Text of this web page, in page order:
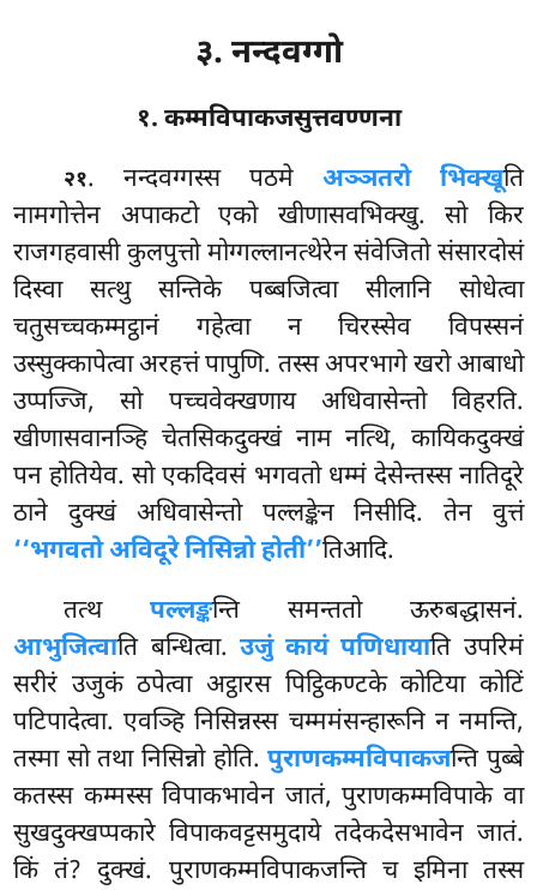
३. नन्दवग्गो
१. कम्मविपाकजसुत्तवण्णना
२१. नन्दवग्गस्स पठमे अञ्ञतरो भिक्खूति
नामगोत्तेन अपाकटो एको खीणासवभिक्खु. सो किर
राजगहवासी कुलपुत्तो मोग्गल्लानत्थेरेन संवेजितो संसारदोसं
दिस्वा सत्थु सन्तिके पब्बजित्वा सीलानि सोधेत्वा
चतुसच्चकम्मट्ठानं गहेत्वा न चिरस्सेव विपस्सनं
उस्सुक्कापेत्वा अरहत्तं पापुणि. तस्स अपरभागे खरो आबाधो
उप्पज्जि, सो पच्चवेक्खणाय अधिवासेन्तो विहरति.
खीणासवानञ्हि चेतसिकदुक्खं नाम नत्थि, कायिकदुक्खं
पन होतियेव. सो एकदिवसं भगवतो धम्मं देसेन्तस्स नातिदूरे
ठाने दुक्खं अधिवासेन्तो पल्लङ्केन निसीदि. तेन वुत्तं
‘‘भगवतो अविदूरे निसिन्नो होती’’तिआदि.
तत्थ पल्लङ्कन्ति समन्ततो ऊरुबद्धासनं.
आभुजित्वाति बन्धित्वा. उजुं कायं पणिधायाति उपरिमं
सरीरं उजुकं ठपेत्वा अट्ठारस पिट्ठिकण्टके कोटिया कोटिं
पटिपादेत्वा. एवञ्हि निसिन्नस्स चम्ममंसन्हारूनि न नमन्ति,
तस्मा सो तथा निसिन्नो होति.पुराणकम्मविपाकजन्ति पुब्बे
कतस्स कम्मस्स विपाकभावेन जातं, पुराणकम्मविपाके वा
सुखदुक्खप्पकारे विपाकवट्टसमुदाये तदेकदेसभावेन जातं.
किं तं? दुक्खं. पुराणकम्मविपाकजन्ति च इमिना तस्स